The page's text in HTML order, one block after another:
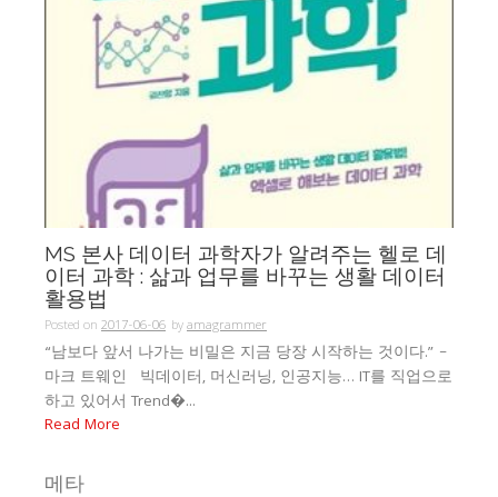
MS 본사 데이터 과학자가 알려주는 헬로 데
이터 과학 : 삶과 업무를 바꾸는 생활 데이터
활용법
Posted on 2017-06-06 byamagrammer
“남보다 앞서 나가는 비밀은 지금 당장 시작하는 것이다.” –
마크 트웨인 빅데이터, 머신러닝, 인공지능… IT를 직업으로
하고 있어서 Trend�...
Read More
메타